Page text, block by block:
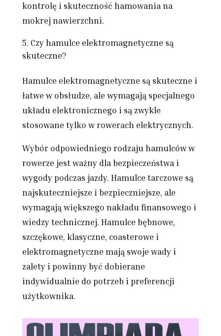
kontrolę i skuteczność hamowania na
mokrej nawierzchni.
Czy hamulce elektromagnetyczne są
skuteczne?
Hamulce elektromagnetyczne są skuteczne i
łatwe w obsłudze, ale wymagają specjalnego
układu elektronicznego i są zwykle
stosowane tylko w rowerach elektrycznych.
Wybór odpowiedniego rodzaju hamulców w
rowerze jest ważny dla bezpieczeństwa i
wygody podczas jazdy. Hamulce tarczowe są
najskuteczniejsze i bezpieczniejsze, ale
wymagają większego nakładu finansowego i
wiedzy technicznej. Hamulce bębnowe,
szczękowe, klasyczne, coasterowe i
elektromagnetyczne mają swoje wady i
zalety i powinny być dobierane
indywidualnie do potrzeb i preferencji
użytkownika.